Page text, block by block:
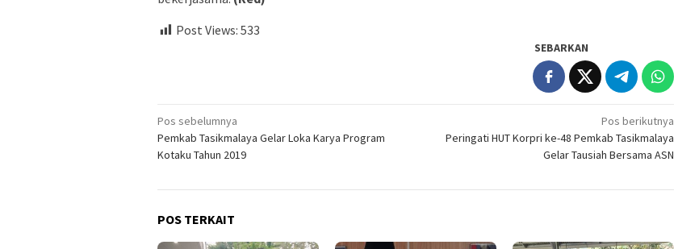
Post Views: 533
SEBARKAN
Navigasi
pos
Pos sebelumnya
Pemkab Tasikmalaya Gelar Loka Karya Program
Kotaku Tahun 2019
Pos berikutnya
Peringati HUT Korpri ke-48 Pemkab Tasikmalaya
Gelar Tausiah Bersama ASN
POS TERKAIT